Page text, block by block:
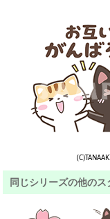
同じシリーズの他の